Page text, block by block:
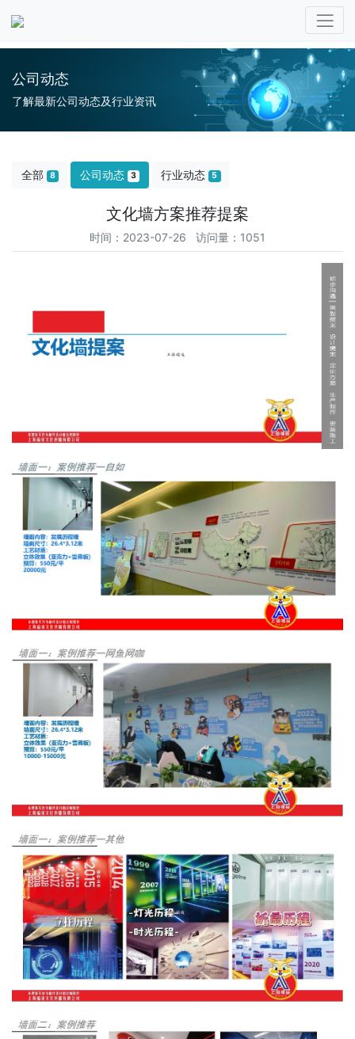
公司动态
了解最新公司动态及行业资讯
全部 8 公司动态 3 行业动态 5
文化墙方案推荐提案
时间：2023-07-26 访问量：1051